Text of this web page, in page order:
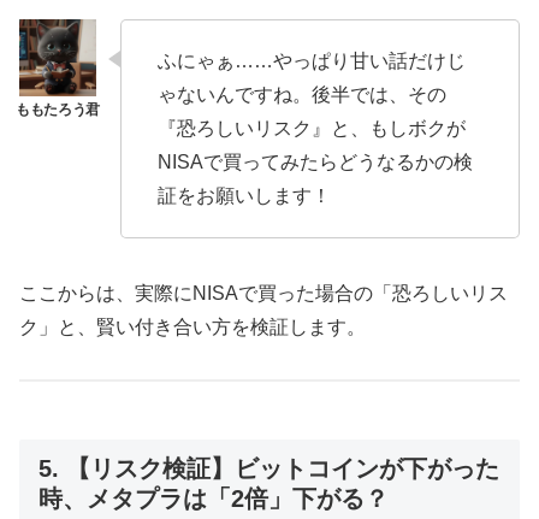
ふにゃぁ……やっぱり甘い話だけじ
ゃないんですね。後半では、その
『恐ろしいリスク』と、もしボクが
NISAで買ってみたらどうなるかの検
証をお願いします！
ここからは、実際にNISAで買った場合の「恐ろしいリス
ク」と、賢い付き合い方を検証します。
5. 【リスク検証】ビットコインが下がった
時、メタプラは「2倍」下がる？